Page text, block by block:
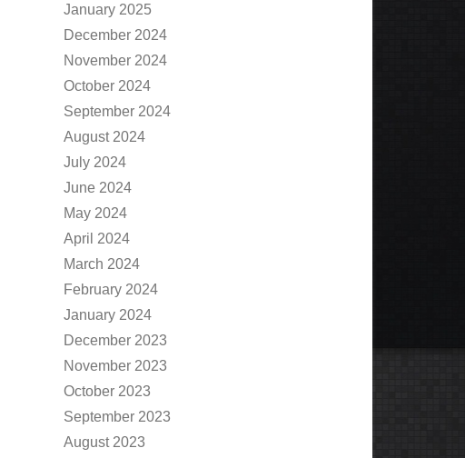
January 2025
December 2024
November 2024
October 2024
September 2024
August 2024
July 2024
June 2024
May 2024
April 2024
March 2024
February 2024
January 2024
December 2023
November 2023
October 2023
September 2023
August 2023